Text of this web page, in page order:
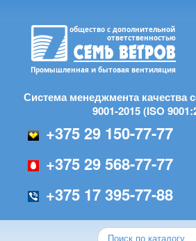
Система менеджмента качества
9001-2015 (ISO
+375 29 150-77-77
+375 29 568-77-77
+375 17 395-77-88